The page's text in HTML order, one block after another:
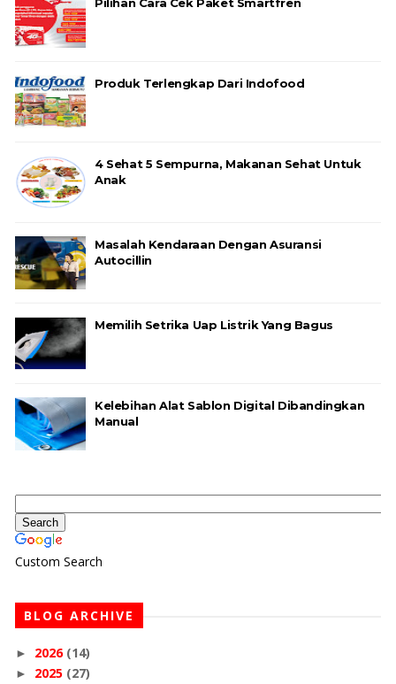
Produk Terlengkap Dari Indofood
4 Sehat 5 Sempurna, Makanan Sehat Untuk
Anak
Masalah Kendaraan Dengan Asuransi
Autocillin
Memilih Setrika Uap Listrik Yang Bagus
Kelebihan Alat Sablon Digital Dibandingkan
Manual
Custom Search
BLOG ARCHIVE
► 2026 (14)
► 2025 (27)